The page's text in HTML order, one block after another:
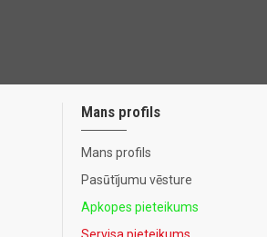
Mans profils
Mans profils
Pasūtījumu vēsture
Apkopes pieteikums